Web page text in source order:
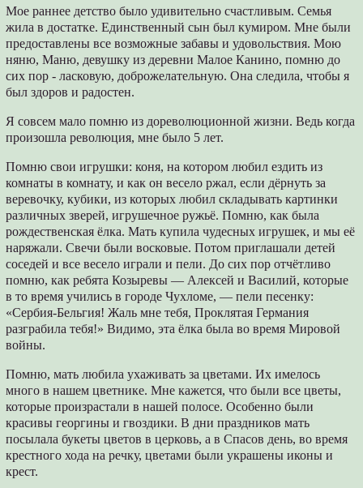
Мое раннее детство было удивительно счастливым. Семья
жила в достатке. Единственный сын был кумиром. Мне были
предоставлены все возможные забавы и удовольствия. Мою
няню, Маню, девушку из деревни Малое Канино, помню до
сих пор - ласковую, доброжелательную. Она следила, чтобы я
был здоров и радостен.
Я совсем мало помню из дореволюционной жизни. Ведь когда
произошла революция, мне было 5 лет.
Помню свои игрушки: коня, на котором любил ездить из
комнаты в комнату, и как он весело ржал, если дёрнуть за
веревочку, кубики, из которых любил складывать картинки
различных зверей, игрушечное ружьё. Помню, как была
рождественская ёлка. Мать купила чудесных игрушек, и мы её
наряжали. Свечи были восковые. Потом приглашали детей
соседей и все весело играли и пели. До сих пор отчётливо
помню, как ребята Козыревы — Алексей и Василий, которые
в то время учились в городе Чухломе, — пели песенку:
«Сербия-Бельгия! Жаль мне тебя, Проклятая Германия
разграбила тебя!» Видимо, эта ёлка была во время Мировой
войны.
Помню, мать любила ухаживать за цветами. Их имелось
много в нашем цветнике. Мне кажется, что были все цветы,
которые произрастали в нашей полосе. Особенно были
красивы георгины и гвоздики. В дни праздников мать
посылала букеты цветов в церковь, а в Спасов день, во время
крестного хода на речку, цветами были украшены иконы и
крест.